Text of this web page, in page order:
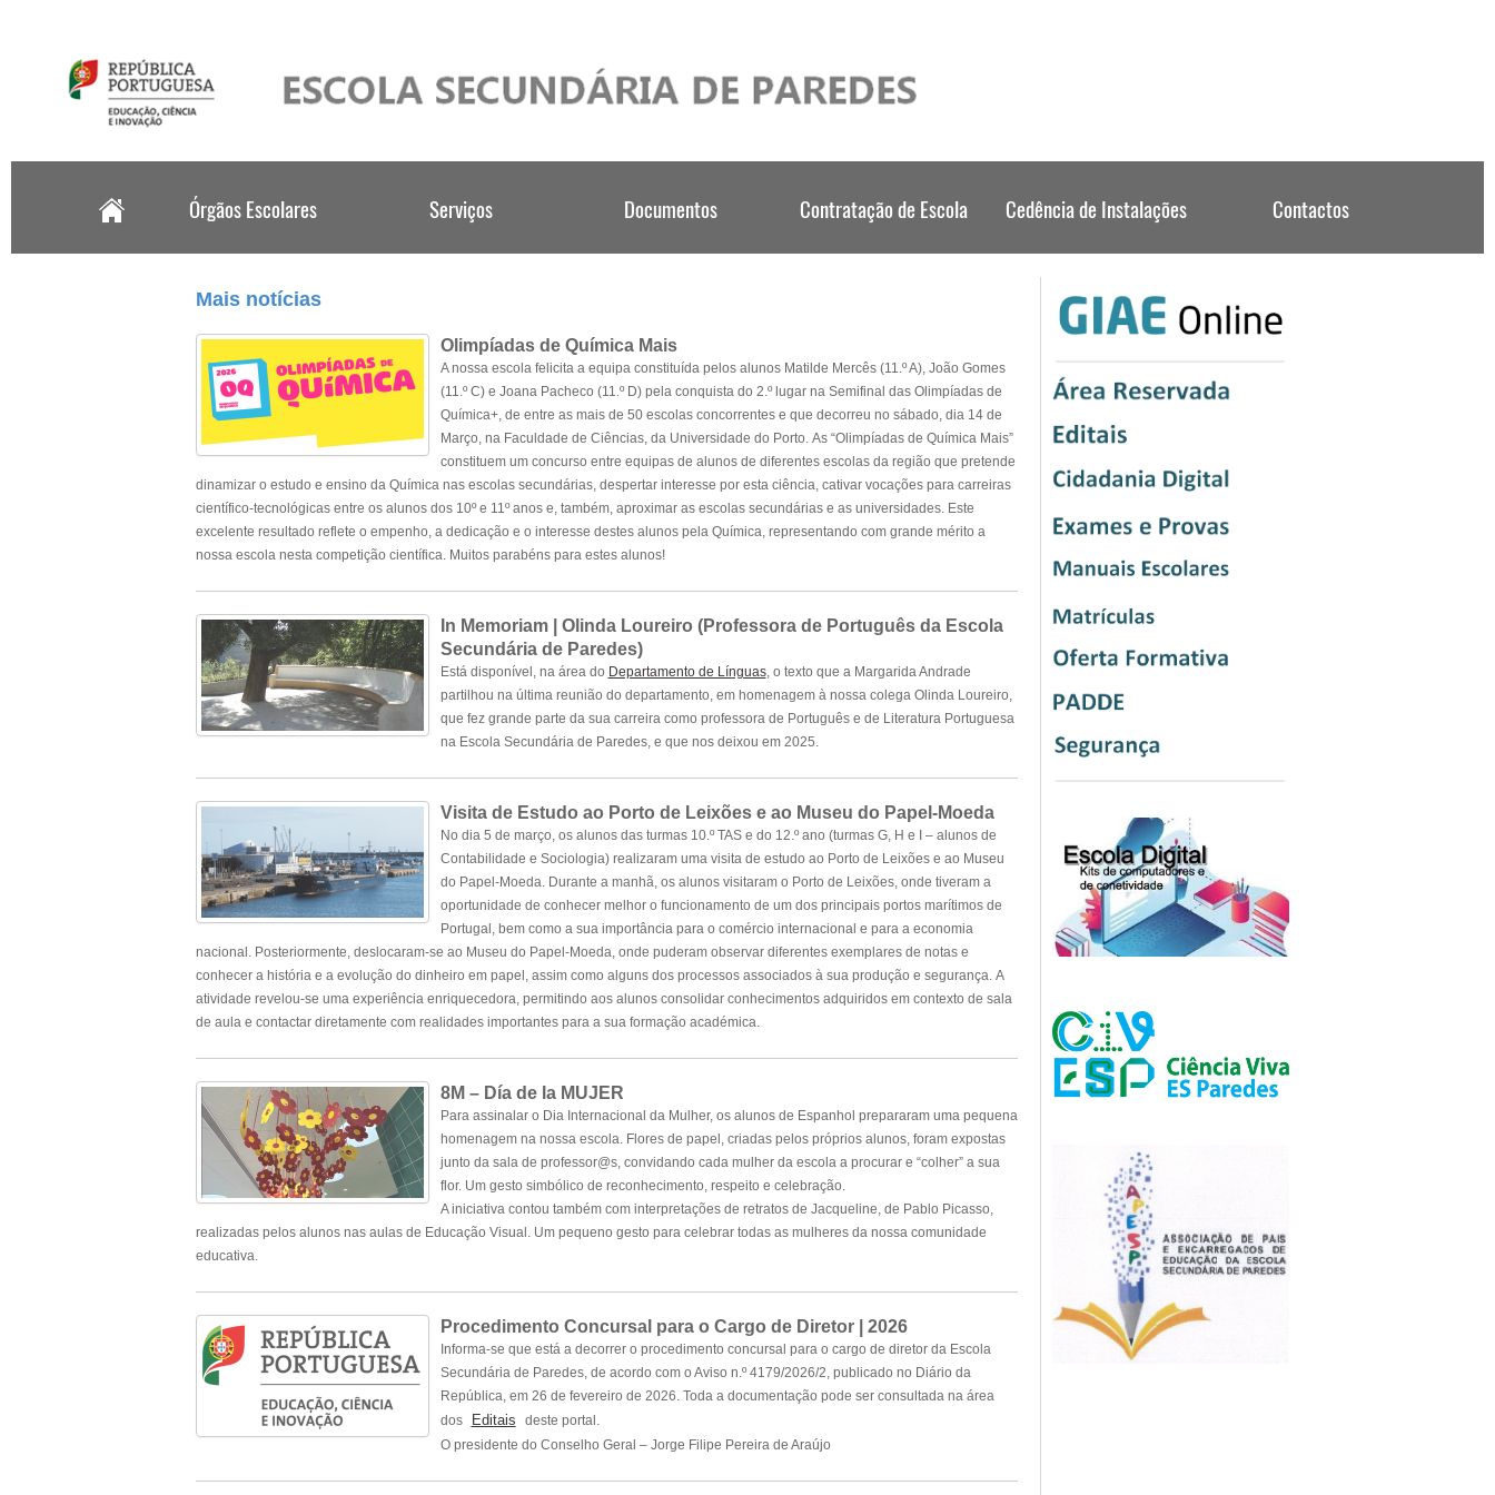
Mais notícias
Olimpíadas de Química Mais
A nossa escola felicita a equipa constituída pelos alunos Matilde Mercês (11.º A), João Gomes
(11.º C) e Joana Pacheco (11.º D) pela conquista do 2.º lugar na Semifinal das Olimpíadas de
Química+, de entre as mais de 50 escolas concorrentes e que decorreu no sábado, dia 14 de
Março, na Faculdade de Ciências, da Universidade do Porto. As “Olimpíadas de Química Mais”
constituem um concurso entre equipas de alunos de diferentes escolas da região que pretende
dinamizar o estudo e ensino da Química nas escolas secundárias, despertar interesse por esta ciência, cativar vocações para carreiras
científico-tecnológicas entre os alunos dos 10º e 11º anos e, também, aproximar as escolas secundárias e as universidades. Este
excelente resultado reflete o empenho, a dedicação e o interesse destes alunos pela Química, representando com grande mérito a
nossa escola nesta competição científica. Muitos parabéns para estes alunos!
In Memoriam | Olinda Loureiro (Professora de Português da Escola
Secundária de Paredes)
Está disponível, na área do Departamento de Línguas, o texto que a Margarida Andrade
partilhou na última reunião do departamento, em homenagem à nossa colega Olinda Loureiro,
que fez grande parte da sua carreira como professora de Português e de Literatura Portuguesa
na Escola Secundária de Paredes, e que nos deixou em 2025.
Visita de Estudo ao Porto de Leixões e ao Museu do Papel-Moeda
No dia 5 de março, os alunos das turmas 10.º TAS e do 12.º ano (turmas G, H e I – alunos de
Contabilidade e Sociologia) realizaram uma visita de estudo ao Porto de Leixões e ao Museu
do Papel-Moeda. Durante a manhã, os alunos visitaram o Porto de Leixões, onde tiveram a
oportunidade de conhecer melhor o funcionamento de um dos principais portos marítimos de
Portugal, bem como a sua importância para o comércio internacional e para a economia
nacional. Posteriormente, deslocaram-se ao Museu do Papel-Moeda, onde puderam observar diferentes exemplares de notas e
conhecer a história e a evolução do dinheiro em papel, assim como alguns dos processos associados à sua produção e segurança. A
atividade revelou-se uma experiência enriquecedora, permitindo aos alunos consolidar conhecimentos adquiridos em contexto de sala
de aula e contactar diretamente com realidades importantes para a sua formação académica.
8M – Día de la MUJER
Para assinalar o Dia Internacional da Mulher, os alunos de Espanhol prepararam uma pequena
homenagem na nossa escola. Flores de papel, criadas pelos próprios alunos, foram expostas
junto da sala de professor@s, convidando cada mulher da escola a procurar e “colher” a sua
flor. Um gesto simbólico de reconhecimento, respeito e celebração.
A iniciativa contou também com interpretações de retratos de Jacqueline, de Pablo Picasso,
realizadas pelos alunos nas aulas de Educação Visual. Um pequeno gesto para celebrar todas as mulheres da nossa comunidade
educativa.
Procedimento Concursal para o Cargo de Diretor | 2026
Informa-se que está a decorrer o procedimento concursal para o cargo de diretor da Escola
Secundária de Paredes, de acordo com o Aviso n.º 4179/2026/2, publicado no Diário da
República, em 26 de fevereiro de 2026. Toda a documentação pode ser consultada na área
dos
Editais deste portal .
O presidente do Conselho Geral – Jorge Filipe Pereira de Araújo